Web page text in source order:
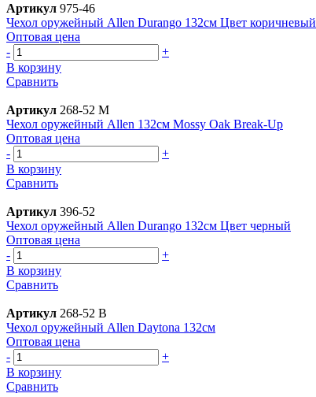
Артикул 975-46
Чехол оружейный Allen Durango 132см Цвет коричневый
Оптовая цена
-
+
В корзину
Сравнить
Артикул 268-52 M
Чехол оружейный Allen 132см Mossy Oak Break-Up
Оптовая цена
-
+
В корзину
Сравнить
Артикул 396-52
Чехол оружейный Allen Durango 132см Цвет черный
Оптовая цена
-
+
В корзину
Сравнить
Артикул 268-52 B
Чехол оружейный Allen Daytona 132см
Оптовая цена
-
+
В корзину
Сравнить